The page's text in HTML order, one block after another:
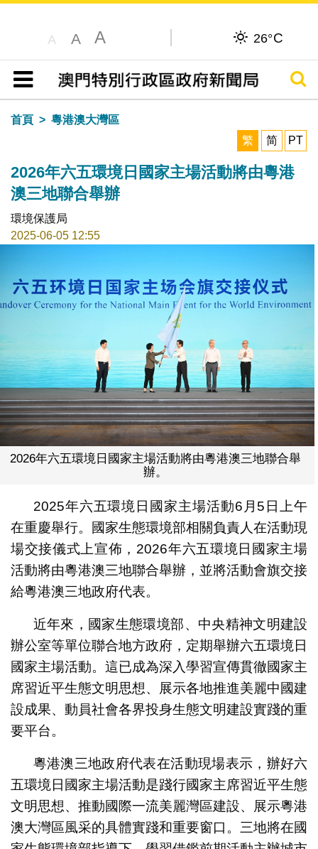
A A A 26°C
目錄
搜尋
首頁
粵港澳大灣區
繁
简 PT
2026年六五環境日國家主場活動將由粵港
澳三地聯合舉辦
環境保護局
2025-06-05 12:55
2026年六五環境日國家主場活動將由粵港澳三地聯合舉
辦。
2025年六五環境日國家主場活動6月5日上午
在重慶舉行。國家生態環境部相關負責人在活動現
場交接儀式上宣佈，2026年六五環境日國家主場
活動將由粵港澳三地聯合舉辦，並將活動會旗交接
給粵港澳三地政府代表。
近年來，國家生態環境部、中央精神文明建設
辦公室等單位聯合地方政府，定期舉辦六五環境日
國家主場活動。這已成為深入學習宣傳貫徹國家主
席習近平生態文明思想、展示各地推進美麗中國建
設成果、動員社會各界投身生態文明建設實踐的重
要平台。
粵港澳三地政府代表在活動現場表示，辦好六
五環境日國家主場活動是踐行國家主席習近平生態
文明思想、推動國際一流美麗灣區建設、展示粵港
澳大灣區風采的具體實踐和重要窗口。三地將在國